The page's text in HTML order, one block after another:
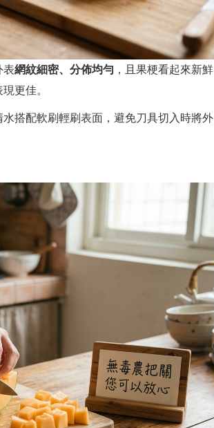
表網紋細密、分佈均勻 ，且果梗看起來新鮮
更佳。
搭配軟刷輕刷表面，避免刀具切入時將外